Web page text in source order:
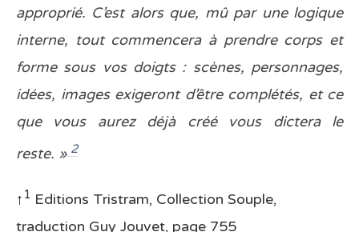
approprié. C’est alors que, mû par une logique
interne, tout commencera à prendre corps et
forme sous vos doigts : scènes, personnages,
idées, images exigeront d’être complétés, et ce
que vous aurez déjà créé vous dictera le
reste. » 2
↑ 1 Editions Tristram, Collection Souple,
traduction Guy Jouvet, page 755